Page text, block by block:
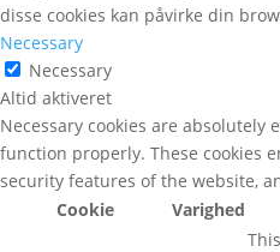
disse cookies kan påvirke din
Necessary
Necessary
Altid aktiveret
Necessary cookies are absolutely
function properly. These cookies
security features of the website,
Cookie
Varighed